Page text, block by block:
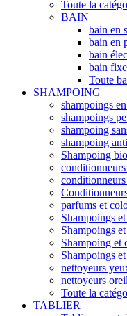
Toute la
BAIN
bain en
bain en
bain
bain fixe
Toute
SHAMPOING
shampoings
shampoings
shampoing
shampoing
Shampoing bio
parfums et
Shampoings
Shampoings
Shampoing et
Shampoings
nettoyeurs
nettoyeurs
Toute la
TABLIER